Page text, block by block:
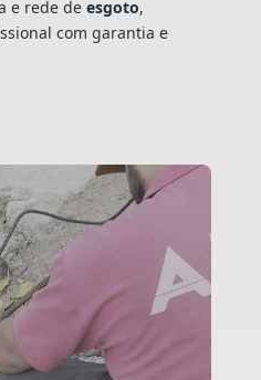
e rede de esgoto,
com garantia e